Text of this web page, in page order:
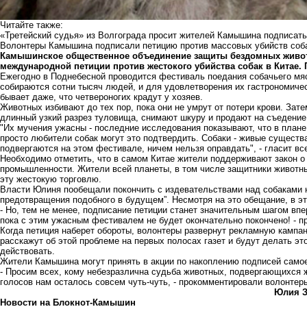
Читайте также:
«Третейский судья» из Волгограда просит жителей Камышина
Волонтеры Камышина подписали петицию против массовых убийств
Камышинское общественное объединение защиты бездомных
международной петиции против жестокого убийства собак в
Ежегодно в Поднебесной проводится фестиваль поедания собачьего
собираются сотни тысяч людей, и для удовлетворения их
бывает даже, что четвероногих крадут у хозяев.
Животных избивают до тех пор, пока они не умрут от потери крови.
длинный узкий разрез туловища, снимают шкуру и продают на
"Их мучения ужасны - последние исследования показывают, что в
просто любители собак могут это подтвердить. Собаки - живые
подвергаются на этом фестивале, ничем нельзя оправдать", - гласит
Необходимо отметить, что в самом Китае жители поддерживают закон
промышленности. Жители всей планеты, в том числе защитники
эту жестокую торговлю.
Власти Юлиня пообещали покончить с издевательствами над
предотвращения подобного в будущем”. Несмотря на это обещание, в
- Но, тем не менее, подписание петиции станет значительным шагом
пока с этим ужасным фестивалем не будет окончательно покончено! -
Когда петиция наберет обороты, волонтеры развернут рекламную
расскажут об этой проблеме на первых полосах газет и будут делать
действовать.
Жители Камышина могут принять в акции по накоплению подписей
- Просим всех, кому небезразлична судьба животных, подвергающихся
голосов нам осталось совсем чуть-чуть, - прокомментировали
Юлия
Новости на Блoкнoт-Камышин